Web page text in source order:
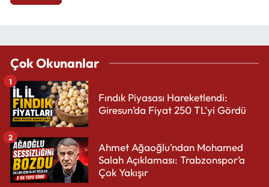
Çok Okunanlar
Fındık Piyasası Hareketlendi:
Giresun’da Fiyat 250 TL’yi Gördü
1
Ahmet Ağaoğlu’ndan Mohamed
Salah Açıklaması: Trabzonspor’a
Çok Yakışır
2